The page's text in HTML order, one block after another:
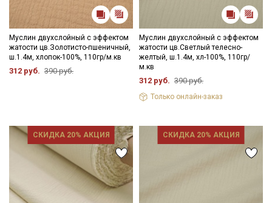
Муслин двухслойный с эффектом
жатости цв.Золотисто-пшеничный,
ш.1.4м, хлопок-100%, 110гр/м.кв
312 руб. 390 руб.
Муслин двухслойный с эффектом
жатости цв.Светлый телесно-
желтый, ш.1.4м, хл-100%, 110гр/
м.кв
312 руб. 390 руб.
Только онлайн-заказ
СКИДКА 20% АКЦИЯ СКИДКА 20% АКЦИЯ